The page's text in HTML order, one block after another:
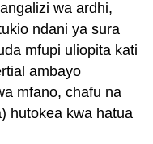
wa ardhi,
ndani ya sura
mfupi uliopita kati
ambayo
mfano, chafu na
hutokea kwa hatua